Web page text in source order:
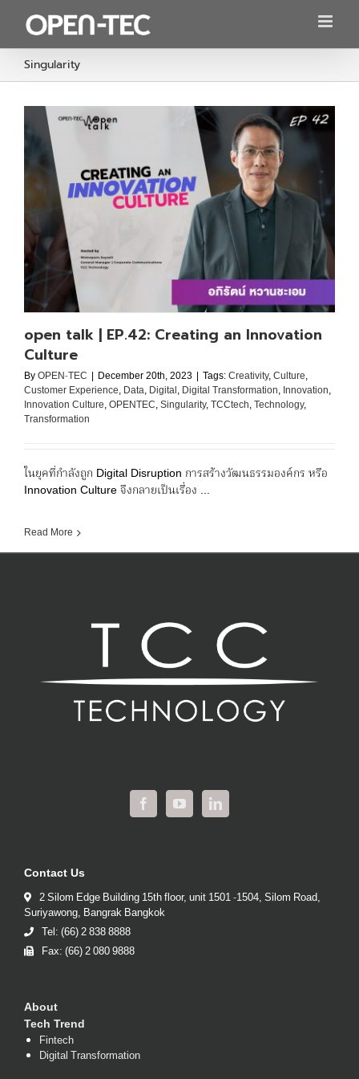
content
Singularity
open talk | EP.42: Creating an Innovation
Culture
ByOPEN-TEC | December 20th, 2023 | Tags:Creativity,Culture,
Customer Experience, Data, Digital, Digital Transformation, Innovation,
Innovation Culture,OPENTEC,Singularity,TCCtech,Technology,
Transformation
ในยุคที่กำลังถูก Digital Disruption การสร้างวัฒนธรรมองค์กร หรือ
Innovation Culture จึงกลายเป็นเรื่อง ...
Read More
Contact Us
2 Silom Edge Building 15th floor, unit 1501 -1504, Silom Road,
Suriyawong, Bangrak Bangkok
Tel: (66) 2 838 8888
Fax: (66) 2 080 9888
About
Tech Trend
Fintech
Digital Transformation